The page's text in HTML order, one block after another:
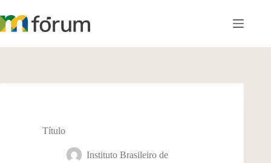
para
o
Título
Instituto Brasileiro de